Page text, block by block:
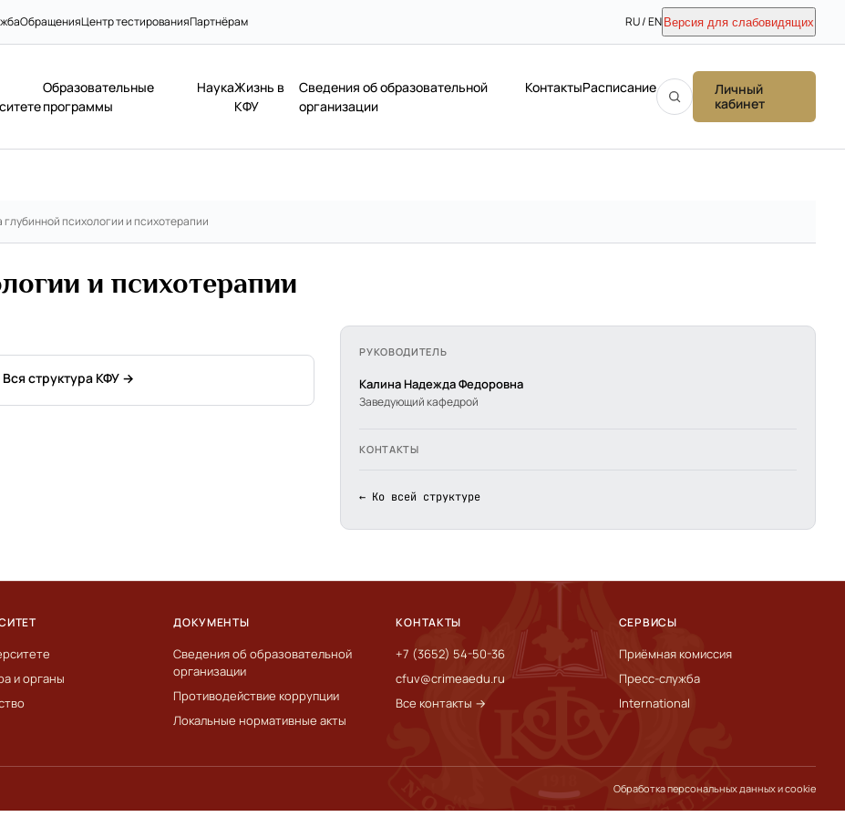
ОбращенияЦентр тестированияПартнёрам RU / EN Версия для слабовидящих
Образовательные
программы
НаукаЖизнь в
КФУ
Сведения об образовательной
организации
КонтактыРасписание
Личный
кабинет
психологии и психотерапии
и психотерапии
Вся структура КФУ →
РУКОВОДИТЕЛЬ
Калина Надежда Федоровна
Заведующий кафедрой
КОНТАКТЫ
← Ко всей структуре
и органы
ДОКУМЕНТЫ
Сведения об образовательной
организации
Противодействие коррупции
Локальные нормативные акты
КОНТАКТЫ
+7 (3652) 54-50-36
cfuv@crimeaedu.ru
Все контакты →
СЕРВИСЫ
Приёмная комиссия
Пресс-служба
International
Обработка персональных данных и cookie